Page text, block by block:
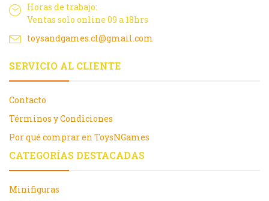
Horas de trabajo:
Ventas solo online 09 a 18hrs
toysandgames.cl@gmail.com
SERVICIO AL CLIENTE
Contacto
Términos y Condiciones
Por qué comprar en ToysNGames
CATEGORÍAS DESTACADAS
Minifiguras